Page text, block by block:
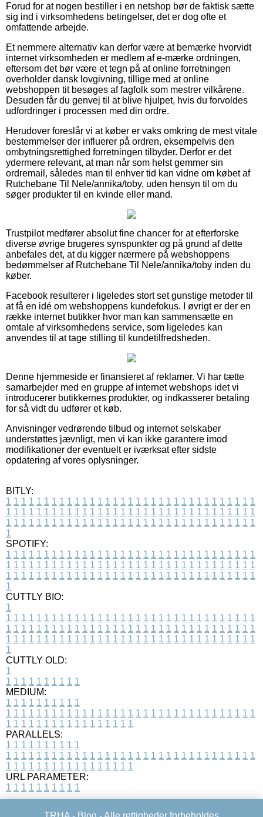
Forud for at nogen bestiller i en netshop bør de faktisk sætte
sig ind i virksomhedens betingelser, det er dog ofte et
omfattende arbejde.
Et nemmere alternativ kan derfor være at bemærke hvorvidt
internet virksomheden er medlem af e-mærke ordningen,
eftersom det bør være et tegn på at online forretningen
overholder dansk lovgivning, tillige med at online
webshoppen tit besøges af fagfolk som mestrer vilkårene.
Desuden får du genvej til at blive hjulpet, hvis du forvoldes
udfordringer i processen med din ordre.
Herudover foreslår vi at køber er vaks omkring de mest vitale
bestemmelser der influerer på ordren, eksempelvis den
ombytningsrettighed forretningen tilbyder. Derfor er det
ydermere relevant, at man når som helst gemmer sin
ordremail, således man til enhver tid kan vidne om købet af
Rutchebane Til Nele/annika/toby, uden hensyn til om du
søger produkter til en kvinde eller mand.
Trustpilot medfører absolut fine chancer for at efterforske
diverse øvrige brugeres synspunkter og på grund af dette
anbefales det, at du kigger nærmere på webshoppens
bedømmelser af Rutchebane Til Nele/annika/toby inden du
køber.
Facebook resulterer i ligeledes stort set gunstige metoder til
at få en idé om webshoppens kundefokus. I øvrigt er der en
række internet butikker hvor man kan sammensætte en
omtale af virksomhedens service, som ligeledes kan
anvendes til at tage stilling til kundetilfredsheden.
Denne hjemmeside er finansieret af reklamer. Vi har tætte
samarbejder med en gruppe af internet webshops idet vi
introducerer butikkernes produkter, og indkasserer betaling
for så vidt du udfører et køb.
Anvisninger vedrørende tilbud og internet selskaber
understøttes jævnligt, men vi kan ikke garantere imod
modifikationer der eventuelt er iværksat efter sidste
opdatering af vores oplysninger.
BITLY:
1 1 1 1 1 1 1 1 1 1 1 1 1 1 1 1 1 1 1 1 1 1 1 1 1 1 1 1 1 1 1 1 1
1 1 1 1 1 1 1 1 1 1 1 1 1 1 1 1 1 1 1 1 1 1 1 1 1 1 1 1 1 1 1 1 1
1 1 1 1 1 1 1 1 1 1 1 1 1 1 1 1 1 1 1 1 1 1 1 1 1 1 1 1 1 1 1 1 1
1
SPOTIFY:
1 1 1 1 1 1 1 1 1 1 1 1 1 1 1 1 1 1 1 1 1 1 1 1 1 1 1 1 1 1 1 1 1
1 1 1 1 1 1 1 1 1 1 1 1 1 1 1 1 1 1 1 1 1 1 1 1 1 1 1 1 1 1 1 1 1
1 1 1 1 1 1 1 1 1 1 1 1 1 1 1 1 1 1 1 1 1 1 1 1 1 1 1 1 1 1 1 1 1
1
CUTTLY BIO:
1
1 1 1 1 1 1 1 1 1 1 1 1 1 1 1 1 1 1 1 1 1 1 1 1 1 1 1 1 1 1 1 1 1
1 1 1 1 1 1 1 1 1 1 1 1 1 1 1 1 1 1 1 1 1 1 1 1 1 1 1 1 1 1 1 1 1
1 1 1 1 1 1 1 1 1 1 1 1 1 1 1 1 1 1 1 1 1 1 1 1 1 1 1 1 1 1 1 1 1
1
CUTTLY OLD:
1
1 1 1 1 1 1 1 1 1 1
MEDIUM:
1 1 1 1 1 1 1 1 1 1
1 1 1 1 1 1 1 1 1 1 1 1 1 1 1 1 1 1 1 1 1 1 1 1 1 1 1 1 1 1 1 1 1
1 1 1 1 1 1 1 1 1 1 1 1 1 1 1 1 1
PARALLELS:
1 1 1 1 1 1 1 1 1 1
1 1 1 1 1 1 1 1 1 1 1 1 1 1 1 1 1 1 1 1 1 1 1 1 1 1 1 1 1 1 1 1 1
1 1 1 1 1 1 1 1 1 1 1 1 1 1 1 1 1
URL PARAMETER:
1 1 1 1 1 1 1 1 1 1